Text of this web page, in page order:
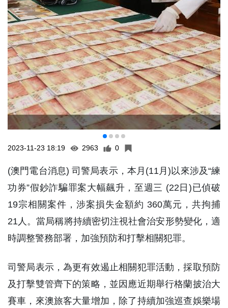
2023-11-23 18:19 2963 0
(澳門電台消息) 司警局表示，本月(11月)以來涉及“練
功券”假鈔詐騙罪案大幅飆升，至週三 (22日)已偵破
19宗相關案件，涉案損失金額約 360萬元，共拘捕
21人。當局稱將持續密切注視社會治安形勢變化，適
時調整警務部署，加強預防和打擊相關犯罪。
司警局表示，為更有效遏止相關犯罪活動，採取預防
及打擊雙管齊下的策略，並因應近期舉行格蘭披治大
賽車，來澳旅客大量增加，除了持續加強巡查娛樂場